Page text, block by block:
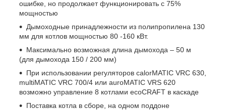
ошибке, но продолжает функционировать с 75%
мощностью
Дымоходные принадлежности из полипропилена 130
мм для котлов мощностью 80 -160 кВт.
Максимально возможная длина дымохода – 50 м
(для дымохода 150 / 200 мм)
При использовании регуляторов calorMATIC VRC 630,
multiMATIC VRC 700/4 или auroMATIC VRS 620
возможно управление 8 котлами ecoCRAFT в каскаде
Поставка котла в сборе, на одном поддоне